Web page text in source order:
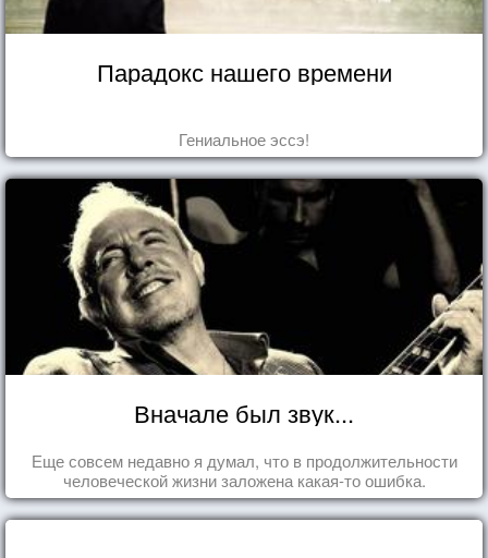
Парадокс нашего времени
Гениальное эссэ!
Вначале был звук...
Еще совсем недавно я думал, что в продолжительности
человеческой жизни заложена какая-то ошибка.